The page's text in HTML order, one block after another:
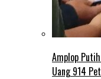
Amplop
Uang 914